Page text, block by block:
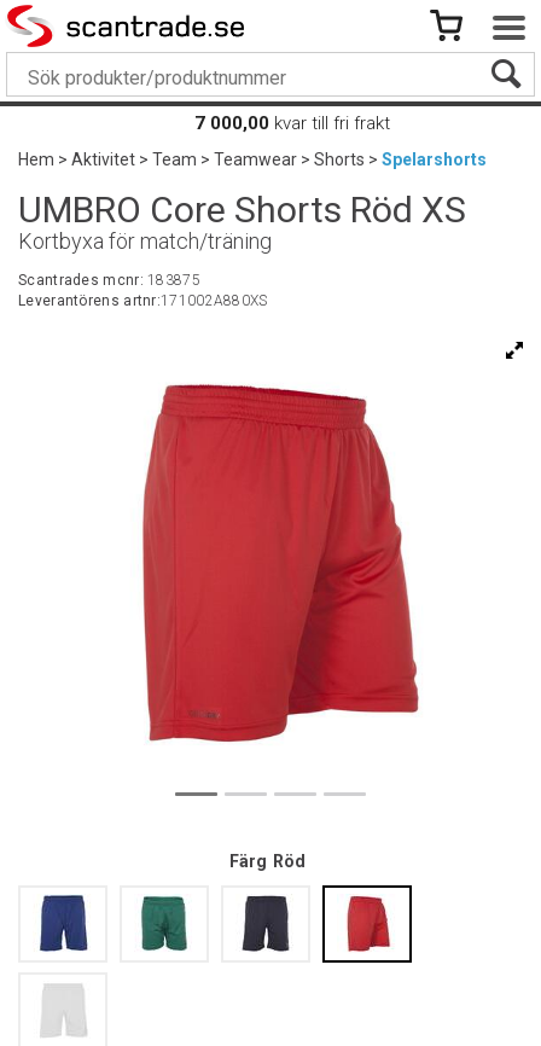
7 000,00 kvar till fri frakt
Hem>Aktivitet>Team>Teamwear>Shorts>Spelarshorts
UMBRO Core Shorts Röd XS
Kortbyxa för match/träning
Scantrades mcnr:183875
Leverantörens artnr:171002A880XS
Färg Röd